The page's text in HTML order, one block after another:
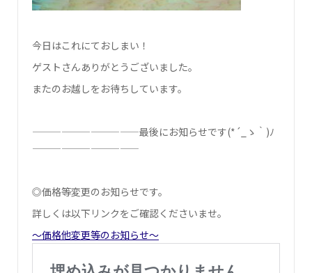
今日はこれにておしまい！
ゲストさんありがとうございました。
またのお越しをお待ちしています。
———————————最後にお知らせです(*´_ゝ｀)ﾉ
———————————
◎価格等変更のお知らせです。
詳しくは以下リンクをご確認くださいませ。
～価格他変更等のお知らせ～